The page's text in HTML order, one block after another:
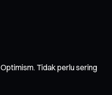
Tidak perlu sering